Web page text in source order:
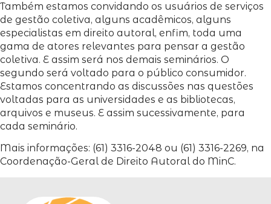
Também estamos convidando os usuários de serviços
de gestão coletiva, alguns acadêmicos, alguns
especialistas em direito autoral, enfim, toda uma
gama de atores relevantes para pensar a gestão
coletiva. E assim será nos demais seminários. O
segundo será voltado para o público consumidor.
Estamos concentrando as discussões nas questões
voltadas para as universidades e as bibliotecas,
arquivos e museus. E assim sucessivamente, para
cada seminário.
Mais informações: (61) 3316-2048 ou (61) 3316-2269, na
Coordenação-Geral de Direito Autoral do MinC.